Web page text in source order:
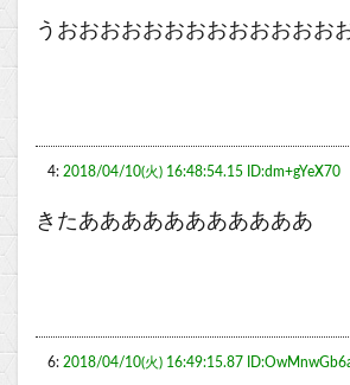
うおおおおおおおおおおおおお
4: 2018/04/10(火) 16:48:54.15 ID:dm+gYeX70
きたあああああああああああ
6: 2018/04/10(火) 16:49:15.87